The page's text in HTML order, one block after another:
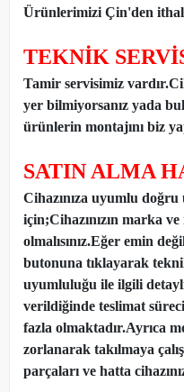
Ürünlerimizi Çin'den
TEKNİK
Tamir servisimiz
yer bilmiyorsanız yada
ürünlerin montajını biz
SATIN ALMA
Cihazınıza uyumlu doğru
için;Cihazınızın marka
olmalısınız.Eğer emin
butonuna tıklayarak
uyumluluğu ile ilgili
verildiğinde teslimat
fazla olmaktadır.Ayrıca
zorlanarak takılmaya
parçaları ve hatta